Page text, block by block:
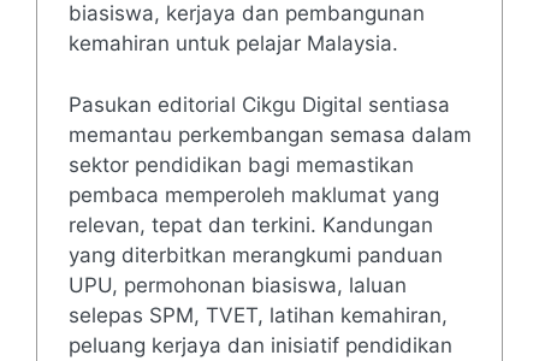
biasiswa, kerjaya dan pembangunan
kemahiran untuk pelajar Malaysia.
Pasukan editorial Cikgu Digital sentiasa
memantau perkembangan semasa dalam
sektor pendidikan bagi memastikan
pembaca memperoleh maklumat yang
relevan, tepat dan terkini. Kandungan
yang diterbitkan merangkumi panduan
UPU, permohonan biasiswa, laluan
selepas SPM, TVET, latihan kemahiran,
peluang kerjaya dan inisiatif pendidikan